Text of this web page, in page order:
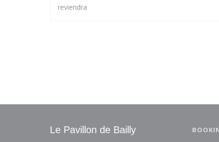
reviendra
Le Pavillon de Bailly